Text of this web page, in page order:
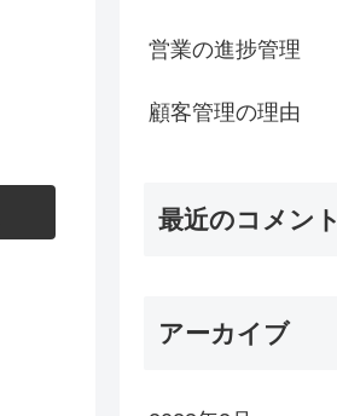
営業の進捗管理
顧客管理の理由
最近のコメント
アーカイブ